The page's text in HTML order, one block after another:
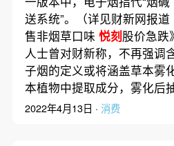
送系统”。（详见财新网报
售非烟草口味 悦刻股价急跌
人士曾对财新称，不再强调
子烟的定义或将涵盖草本雾
本植物中提取成分，雾化
2022年4月13日 · 消费